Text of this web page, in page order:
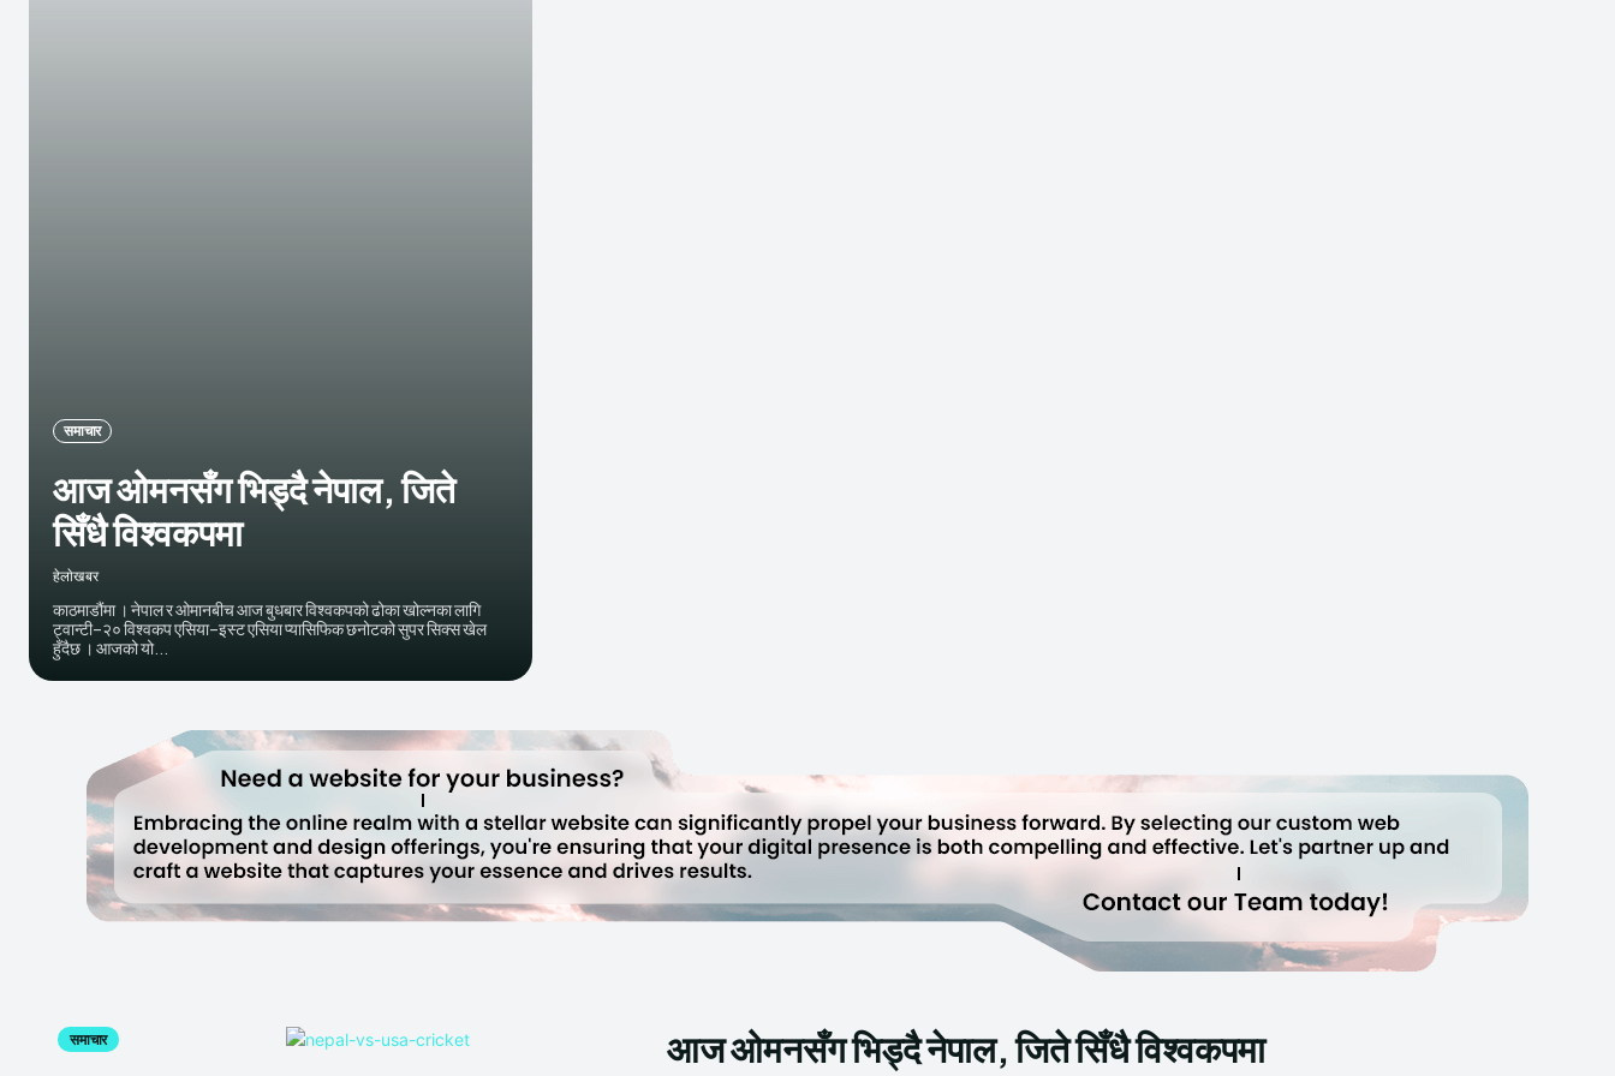
समाचार
आज ओमनसँग भिड्दै नेपाल, जिते
सिँधै विश्वकपमा
हेलाेखबर
काठमाडौंमा । नेपाल र ओमानबीच आज बुधबार विश्वकपको ढोका खोल्नका लागि
ट्वान्टी–२० विश्वकप एसिया–इस्ट एसिया प्यासिफिक छनोटको सुपर सिक्स खेल
हुँदैछ । आजको यो...
समाचार आज ओमनसँग भिड्दै नेपाल, जिते सिँधै विश्वकपमा